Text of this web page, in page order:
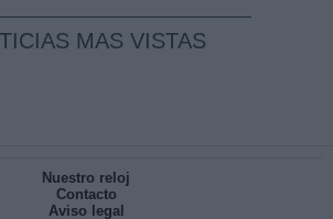
MAS VISTAS
Nuestro reloj
Contacto
Aviso legal